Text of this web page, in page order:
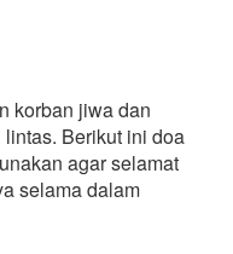
korban jiwa dan
Berikut ini doa
agar selamat
selama dalam